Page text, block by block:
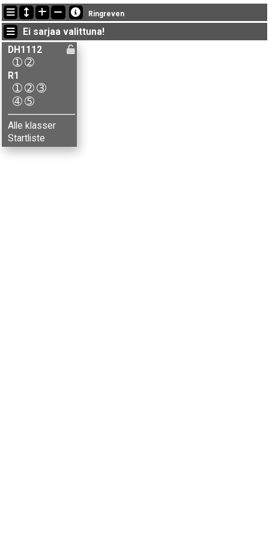
Viimeisimmät tulokset
14:53:02: Marie Hjelmstad (DH1112-2) maalissa ajalla 51:28 (5)
14:52:31: Julie A. Brenna (DH1112-1
14:43:18: Håvard Kvamme (R1-5) got new status: kesk
Ringreven
Ei sarjaa valittuna!
DH1112
➀➁
R1
➀➁➂
➃➄
Alle klasser
Startliste